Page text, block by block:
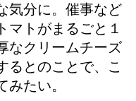
気分に。催事など
マトがまるごと１
なクリームチーズ
るとのことで、こ
たい。